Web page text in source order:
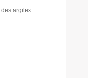
des argiles